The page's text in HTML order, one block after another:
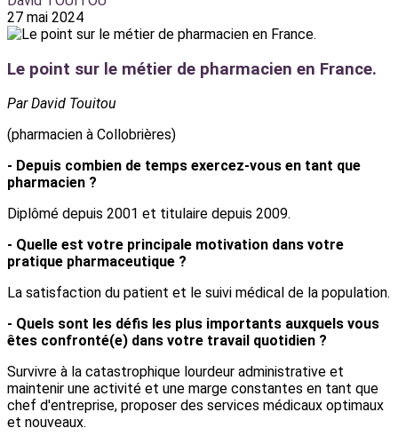
27 mai 2024
Le point sur le métier de pharmacien en France.
Par David Touitou
(pharmacien à Collobrières)
- Depuis combien de temps exercez-vous en tant que
pharmacien ?
Diplômé depuis 2001 et titulaire depuis 2009.
- Quelle est votre principale motivation dans votre
pratique pharmaceutique ?
La satisfaction du patient et le suivi médical de la population.
- Quels sont les défis les plus importants auxquels vous
êtes confronté(e) dans votre travail quotidien ?
Survivre à la catastrophique lourdeur administrative et
maintenir une activité et une marge constantes en tant que
chef d'entreprise, proposer des services médicaux optimaux
et nouveaux.